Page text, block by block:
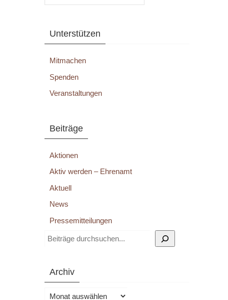
Unterstützen
Mitmachen
Spenden
Veranstaltungen
Beiträge
Aktionen
Aktiv werden – Ehrenamt
Aktuell
News
Pressemitteilungen
Suchen
Archiv
Archiv